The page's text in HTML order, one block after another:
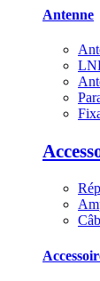
Antenne